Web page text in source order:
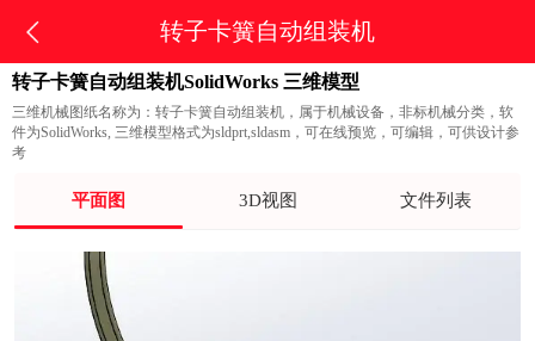
转子卡簧自动组装机
转子卡簧自动组装机SolidWorks 三维模型
三维机械图纸名称为：转子卡簧自动组装机，属于机械设备，非标机械分类，软
件为SolidWorks, 三维模型格式为sldprt,sldasm，可在线预览，可编辑，可供设计参
考
平面图 3D视图 文件列表